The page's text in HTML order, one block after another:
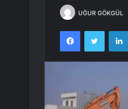
UĞUR GÖKGÜL
FacebookTwitter